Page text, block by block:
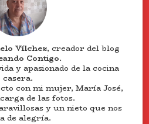
Vílchez, creador del blog
Contigo.
y apasionado de la cocina
casera.
con mi mujer, María José,
de las fotos.
y un nieto que nos
de alegría.